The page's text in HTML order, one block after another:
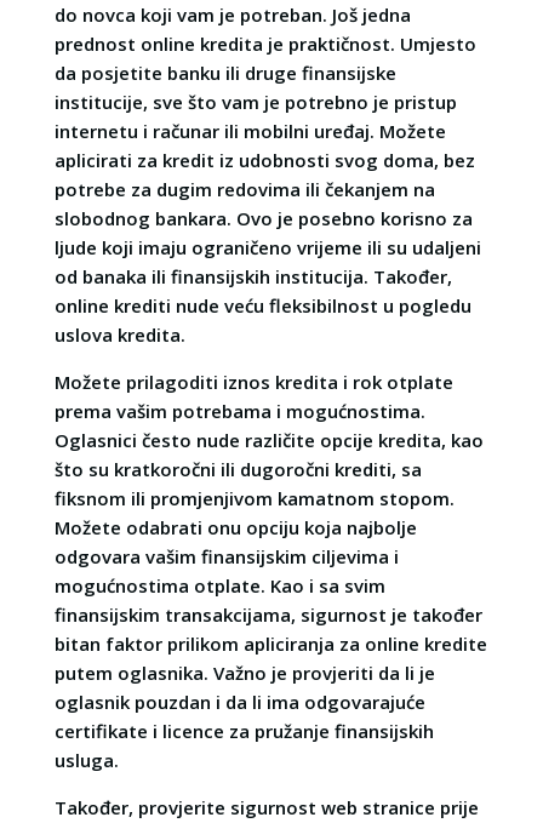
do novca koji vam je potreban. Još jedna
prednost online kredita je praktičnost. Umjesto
da posjetite banku ili druge finansijske
institucije, sve što vam je potrebno je pristup
internetu i računar ili mobilni uređaj. Možete
aplicirati za kredit iz udobnosti svog doma, bez
potrebe za dugim redovima ili čekanjem na
slobodnog bankara. Ovo je posebno korisno za
ljude koji imaju ograničeno vrijeme ili su udaljeni
od banaka ili finansijskih institucija. Također,
online krediti nude veću fleksibilnost u pogledu
uslova kredita.
Možete prilagoditi iznos kredita i rok otplate
prema vašim potrebama i mogućnostima.
Oglasnici često nude različite opcije kredita, kao
što su kratkoročni ili dugoročni krediti, sa
fiksnom ili promjenjivom kamatnom stopom.
Možete odabrati onu opciju koja najbolje
odgovara vašim finansijskim ciljevima i
mogućnostima otplate. Kao i sa svim
finansijskim transakcijama, sigurnost je također
bitan faktor prilikom apliciranja za online kredite
putem oglasnika. Važno je provjeriti da li je
oglasnik pouzdan i da li ima odgovarajuće
certifikate i licence za pružanje finansijskih
usluga.
Također, provjerite sigurnost web stranice prije